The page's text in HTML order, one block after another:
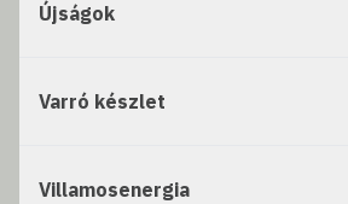
Újságok
Varró készlet
Villamosenergia